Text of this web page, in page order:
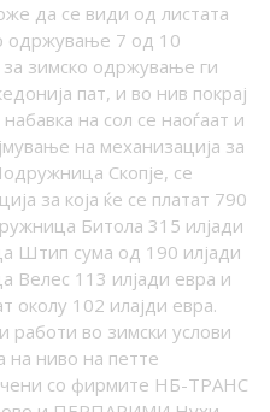
да се види од листата
одржување 7 од 10
за зимско одржување ги
пат, и во нив покрај
на сол се наоѓаат и
на механизација за
Скопје, се
за која ќе се платат 790
Битола 315 илјади
Штип сума од 190 илјади
Велес 113 илјади евра и
околу 102 илајди евра.
работи во зимски услови
ниво на петте
со фирмите НБ-ТРАНС